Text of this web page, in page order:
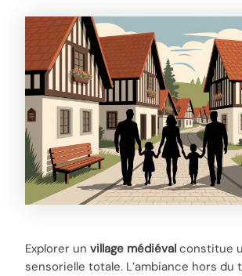
Explorer unvillage médiéval constitue
sensorielle totale. L’ambiance hors du